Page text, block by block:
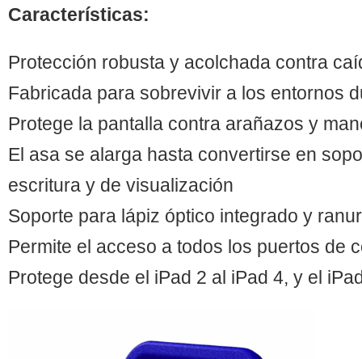
Características:
Protección robusta y acolchada contra
Fabricada para sobrevivir a los entornos
Protege la pantalla contra arañazos y
El asa se alarga hasta convertirse en
escritura y de visualización
Soporte para lápiz óptico integrado y
Permite el acceso a todos los puertos de
Protege desde el iPad 2 al iPad 4, y el